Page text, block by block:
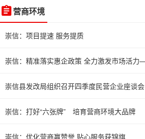
营商环境
崇信：项目提速 服务提质
崇信县发改局组织召开四季度民营企业座谈会
崇信：打好“六张牌” 培育营商环境大品牌
崇信：优化营商赢赞誉 贴心服务获锦旗